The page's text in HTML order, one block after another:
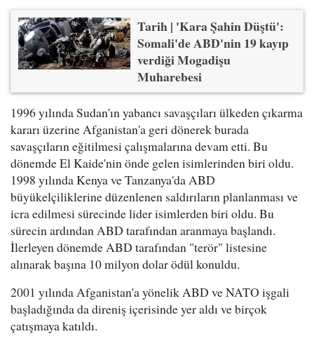
Tarih | 'Kara Şahin Düştü':
Somali'de ABD'nin 19 kayıp
verdiği Mogadişu
Muharebesi
1996 yılında Sudan'ın yabancı savaşçıları ülkeden çıkarma
kararı üzerine Afganistan'a geri dönerek burada
savaşçıların eğitilmesi çalışmalarına devam etti. Bu
dönemde El Kaide'nin önde gelen isimlerinden biri oldu.
1998 yılında Kenya ve Tanzanya'da ABD
büyükelçiliklerine düzenlenen saldırıların planlanması ve
icra edilmesi sürecinde lider isimlerden biri oldu. Bu
sürecin ardından ABD tarafından aranmaya başlandı.
İlerleyen dönemde ABD tarafından "terör" listesine
alınarak başına 10 milyon dolar ödül konuldu.
2001 yılında Afganistan'a yönelik ABD ve NATO işgali
başladığında da direniş içerisinde yer aldı ve birçok
çatışmaya katıldı.